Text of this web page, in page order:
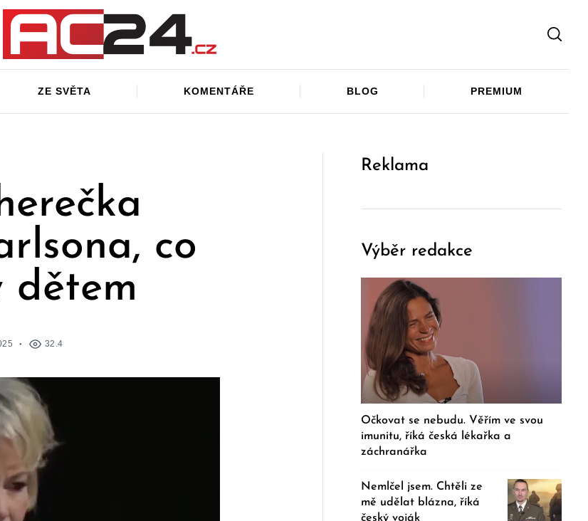
ZE SVĚTA KOMENTÁŘE BLOG PREMIUM
co
dětem
32.4
Reklama
Výběr redakce
Očkovat se nebudu. Věřím ve svou
imunitu, říká česká lékařka a
záchranářka
Nemlčel jsem. Chtěli ze
mě udělat blázna, říká
český voják